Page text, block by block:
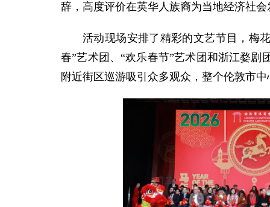
辞，高度评价在英华人族裔为当地经济社
活动现场安排了精彩的文艺节目，梅
春”艺术团、“欢乐春节”艺术团和浙江婺
附近街区巡游吸引众多观众，整个伦敦市